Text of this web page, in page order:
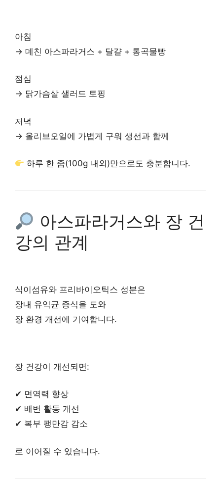
아침
→ 데친 아스파라거스 + 달걀 + 통곡물빵
점심
→ 닭가슴살 샐러드 토핑
저녁
→ 올리브오일에 가볍게 구워 생선과 함께
하루 한 줌(100g 내외)만으로도 충분합니다.
아스파라거스와 장 건
강의 관계
식이섬유와 프리바이오틱스 성분은
장내 유익균 증식을 도와
장 환경 개선에 기여합니다.
장 건강이 개선되면:
✔ 면역력 향상
✔ 배변 활동 개선
✔ 복부 팽만감 감소
로 이어질 수 있습니다.